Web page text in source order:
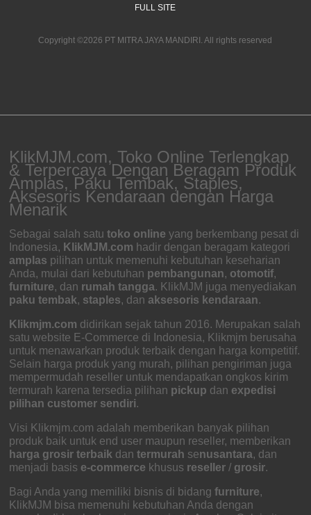
FULL SITE
Copyright ©2026 PT MITRA JAYA MANDIRI. All rights reserved
KlikMJM.com, Toko Online Terlengkap
& Terpercaya Dengan Beragam Produk
Amplas, Paku Tembak, Staples,
Aksesoris Kendaraan dengan Harga
Menarik
Sebagai salah satutoko online yang berkembang pesat di
Indonesia, KlikMJM.com hadir dengan beragam kategori
amplas pilihan untuk memenuhi kebutuhan keseharian
Anda, mulai dari kebutuhan pembangunan, otomotif,
furniture, dan rumah tangga. KlikMJM juga menyediakan
paku tembak, staples, danaksesoris kendaraan.
Klikmjm.com didirikan sejak tahun 2016. Merupakan salah
satu website E-Commerce di Indonesia, Klikmjm berusaha
untuk menawarkan produk terbaik dengan harga kompetitif.
Selain harga produk yang murah, pilihan pengiriman juga
mempermudah reseller untuk mendapatkan ongkos kirim
termurah karena tersedia pilihan pickup dan expedisi
pilihan customer sendiri.
Visi Klikmjm.com adalah memberikan banyak pilihan
produk baik untuk end user maupun reseller, memberikan
harga grosir terbaik dantermurah senusantara, dan
menjadi basis e-commerce khusus reseller / grosir.
Bagi Anda yang memiliki bisnis di bidangfurniture,
KlikMJM bisa memenuhi kebutuhan Anda dengan